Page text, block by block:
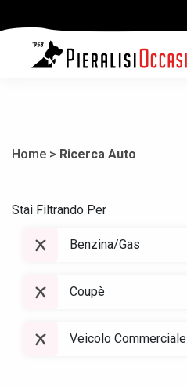
Home > Ricerca Auto
Stai Filtrando Per
Benzina/Gas
Coupè
Veicolo Commerciale